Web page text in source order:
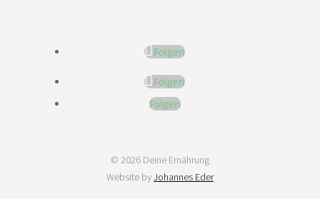
Folgen
Folgen
Folgen
© 2026 Deine Ernährung
Website byJohannes Eder